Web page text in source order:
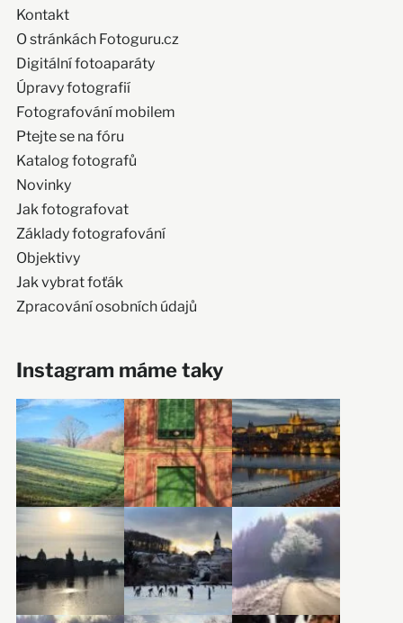
Kontakt
O stránkách Fotoguru.cz
Digitální fotoaparáty
Úpravy fotografií
Fotografování mobilem
Ptejte se na fóru
Katalog fotografů
Novinky
Jak fotografovat
Základy fotografování
Objektivy
Jak vybrat foťák
Zpracování osobních údajů
Instagram máme taky